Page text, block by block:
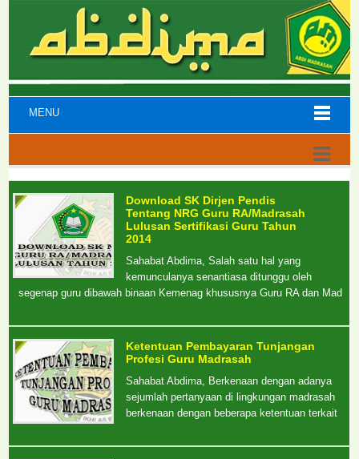
MENU
Download SK Dirjen Pendis
Tentang NRG Guru RA/Madrasah
Lulusan Sertifikasi Guru Tahun
2014
Sahabat Abdima, Salah satu hal yang
kemunculanya senantiasa ditunggu oleh
segenap guru dibawah binaan Kemenag khususnya Guru RA dan Mad
Ketentuan Pembayaran Tunjangan
Profesi Guru Madrasah
Sahabat Abdima, Berkenaan dengan adanya
sejumlah pertanyaan di lingkungan madrasah
berkenaan dengan beberapa ketentuan terkait